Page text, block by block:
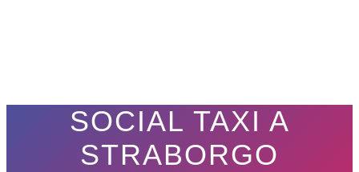
SOCIAL TAXI A
STRABORGO